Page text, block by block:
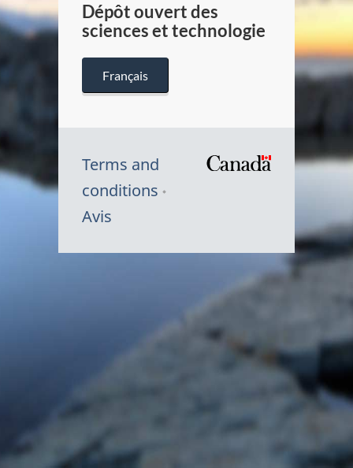
Dépôt ouvert des
sciences et technologie
Français
Terms and
conditions
Avis
du